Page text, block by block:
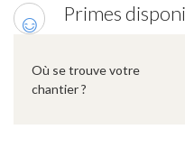
Primes
Où se trouve votre
chantier ?